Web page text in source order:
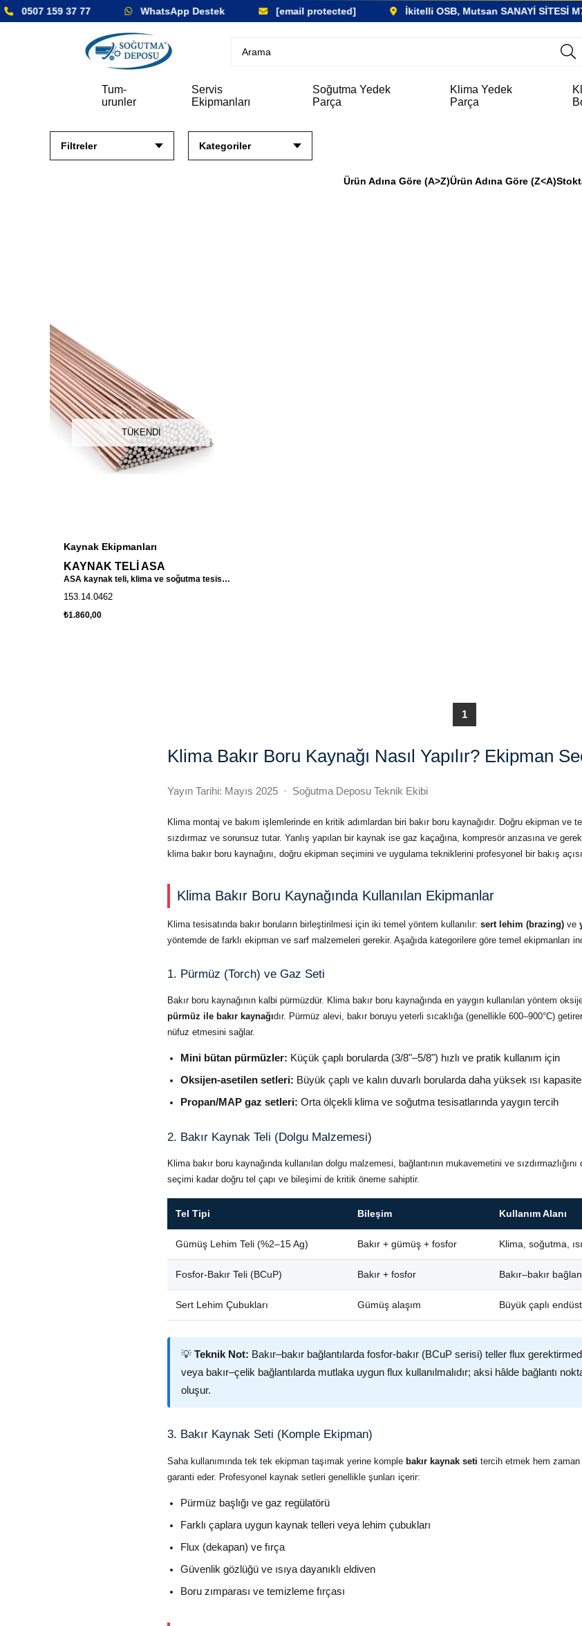
0507 159 37 77 WhatsApp Destek [email protected] İkitelli OSB, Mutsan SANAYİ SİTESİ M7
Tum-
urunler
Servis
Ekipmanları
Soğutma Yedek
Parça
Klima Yedek
Parça
Filtreler Kategoriler
Ürün Adına Göre (A>Z)Ürün Adına Göre (Z<A)
TÜKENDI
Kaynak Ekipmanları
KAYNAK TELİ ASA
ASA kaynak teli, klima ve soğutma tesisatlarında bakır boruların güçlü ve sızdırmaz şekilde birleştirilmesi için kullanılan profesyonel sert lehim telidir.
153.14.0462
₺1.860,00
1
Klima Bakır Boru Kaynağı Nasıl Yapılır? Ekipman
Yayın Tarihi: Mayıs 2025 · Soğutma Deposu Teknik Ekibi
Klima montaj ve bakım işlemlerinde en kritik adımlardan biri bakır boru kaynağıdır. Doğru ekipman ve
sızdırmaz ve sorunsuz tutar. Yanlış yapılan bir kaynak ise gaz kaçağına, kompresör arızasına ve
klima bakır boru kaynağını, doğru ekipman seçimini ve uygulama tekniklerini profesyonel bir bakış
Klima Bakır Boru Kaynağında Kullanılan Ekipmanlar
Klima tesisatında bakır boruların birleştirilmesi için iki temel yöntem kullanılır: sert lehim (brazing) ve
yöntemde de farklı ekipman ve sarf malzemeleri gerekir. Aşağıda kategorilere göre temel ekipmanları
1. Pürmüz (Torch) ve Gaz Seti
Bakır boru kaynağının kalbi pürmüzdür. Klima bakır boru kaynağında en yaygın kullanılan yöntem
pürmüz ile bakır kaynağıdır. Pürmüz alevi, bakır boruyu yeterli sıcaklığa (genellikle 600–900°C)
nüfuz etmesini sağlar.
Mini bütan pürmüzler: Küçük çaplı borularda (3/8"–5/8") hızlı ve pratik kullanım için
Oksijen-asetilen setleri: Büyük çaplı ve kalın duvarlı borularda daha yüksek ısı
Propan/MAP gaz setleri: Orta ölçekli klima ve soğutma tesisatlarında yaygın tercih
2. Bakır Kaynak Teli (Dolgu Malzemesi)
Klima bakır boru kaynağında kullanılan dolgu malzemesi, bağlantının mukavemetini ve
seçimi kadar doğru tel çapı ve bileşimi de kritik öneme sahiptir.
Tel Tipi Bileşim Kullanım Alanı
Gümüş Lehim Teli (%2–15 Ag) Bakır + gümüş + fosfor Klima, soğutma,
Fosfor-Bakır Teli (BCuP) Bakır + fosfor Bakır–bakır
Sert Lehim Çubukları Gümüş alaşım Büyük çaplı
💡 Teknik Not: Bakır–bakır bağlantılarda fosfor-bakır (BCuP serisi) teller flux
veya bakır–çelik bağlantılarda mutlaka uygun flux kullanılmalıdır; aksi hâlde bağlantı
oluşur.
3. Bakır Kaynak Seti (Komple Ekipman)
Saha kullanımında tek tek ekipman taşımak yerine komple bakır kaynak seti tercih etmek hem
garanti eder. Profesyonel kaynak setleri genellikle şunları içerir:
Pürmüz başlığı ve gaz regülatörü
Farklı çaplara uygun kaynak telleri veya lehim çubukları
Flux (dekapan) ve fırça
Güvenlik gözlüğü ve ısıya dayanıklı eldiven
Boru zımparası ve temizleme fırçası